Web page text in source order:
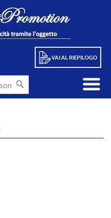
VAI AL RIEPILOGO